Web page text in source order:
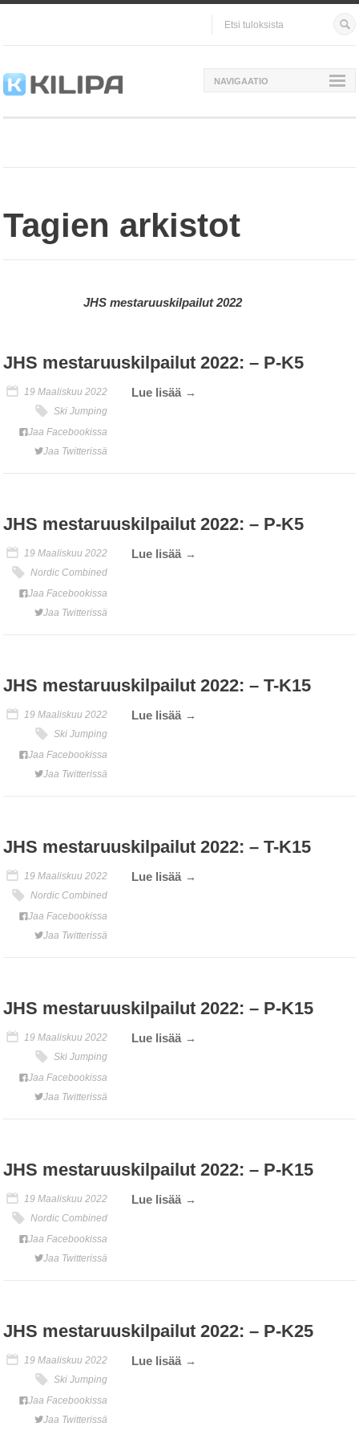
NAVIGAATIO
Tagien arkistot
JHS mestaruuskilpailut 2022
JHS mestaruuskilpailut 2022: – P-K5
19 Maaliskuu 2022
Ski Jumping
Jaa Facebookissa
Jaa Twitterissä
Lue lisää
JHS mestaruuskilpailut 2022: – P-K5
19 Maaliskuu 2022
Nordic Combined
Jaa Facebookissa
Jaa Twitterissä
Lue lisää
JHS mestaruuskilpailut 2022: – T-K15
19 Maaliskuu 2022
Ski Jumping
Jaa Facebookissa
Jaa Twitterissä
Lue lisää
JHS mestaruuskilpailut 2022: – T-K15
19 Maaliskuu 2022
Nordic Combined
Jaa Facebookissa
Jaa Twitterissä
Lue lisää
JHS mestaruuskilpailut 2022: – P-K15
19 Maaliskuu 2022
Ski Jumping
Jaa Facebookissa
Jaa Twitterissä
Lue lisää
JHS mestaruuskilpailut 2022: – P-K15
19 Maaliskuu 2022
Nordic Combined
Jaa Facebookissa
Jaa Twitterissä
Lue lisää
JHS mestaruuskilpailut 2022: – P-K25
19 Maaliskuu 2022
Ski Jumping
Jaa Facebookissa
Jaa Twitterissä
Lue lisää